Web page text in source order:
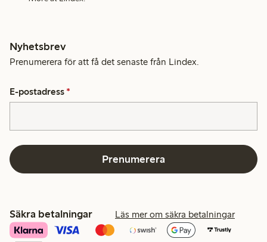
Nyhetsbrev
Prenumerera för att få det senaste från Lindex.
E-postadress *
Prenumerera
Säkra betalningar Läs mer om säkra betalningar